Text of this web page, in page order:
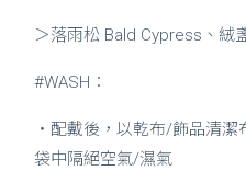
＞落雨松 Bald Cypress、絨
#WASH：
・配戴後，以乾布/飾品清
袋中隔絕空氣/濕氣